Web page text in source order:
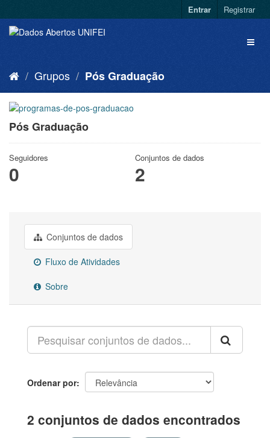
Entrar Registrar
Grupos Pós Graduação
Pós Graduação
Seguidores
0
Conjuntos de dados
2
Conjuntos de dados
Fluxo de Atividades
Sobre
Ordenar por
2 conjuntos de dados encontrados